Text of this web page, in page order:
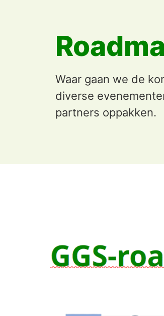
Waar gaan we de
diverse
partners oppakken.